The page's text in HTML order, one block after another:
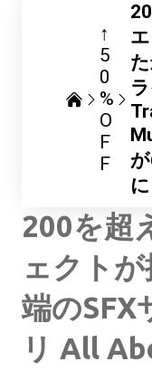
↑
5
0
%
O
F
F
200を超
ェクト
端のSFX
リ All